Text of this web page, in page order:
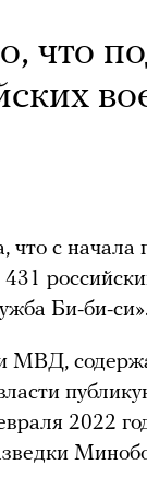
что
с начала
Би-би-си».
МВД,
2022